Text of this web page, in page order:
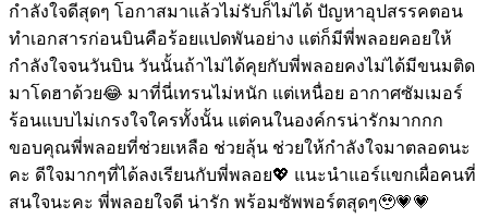
กำลังใจดีสุดๆ โอกาสมาแล้วไม่รับก็ไม่ได้ ปัญหาอุปสรรคตอน
ทำเอกสารก่อนบินคือร้อยแปดพันอย่าง แต่ก็มีพี่พลอยคอยให้
กำลังใจจนวันบิน วันนั้นถ้าไม่ได้คุยกับพี่พลอยคงไม่ได้มีขนมติด
มาโดฮาด้วย😂 มาที่นี่เทรนไม่หนัก แต่เหนื่อย อากาศซัมเมอร์
ร้อนแบบไม่เกรงใจใครทั้งนั้น แต่คนในองค์กรน่ารักมากกก
ขอบคุณพี่พลอยที่ช่วยเหลือ ช่วยลุ้น ช่วยให้กำลังใจมาตลอดนะ
คะ ดีใจมากๆที่ได้ลงเรียนกับพี่พลอย💖 แนะนำแอร์แขกเผื่อคนที่
สนใจนะคะ พี่พลอยใจดี น่ารัก พร้อมซัพพอร์ตสุดๆ🥹💗💗